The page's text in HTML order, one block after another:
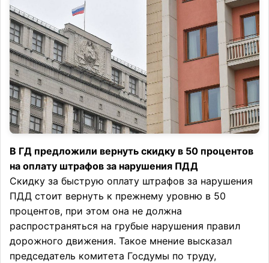
В ГД предложили вернуть скидку в 50 процентов
на оплату штрафов за нарушения ПДД
Скидку за быструю оплату штрафов за нарушения
ПДД стоит вернуть к прежнему уровню в 50
процентов, при этом она не должна
распространяться на грубые нарушения правил
дорожного движения. Такое мнение высказал
председатель комитета Госдумы по труду,